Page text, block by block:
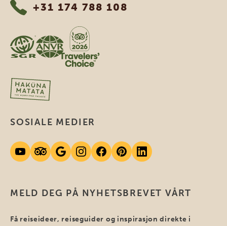
+31 174 788 108
MELD DEG PÅ NYHETSBREVET VÅRT
Få reiseideer, reiseguider og inspirasjon direkte i
SOSIALE MEDIER